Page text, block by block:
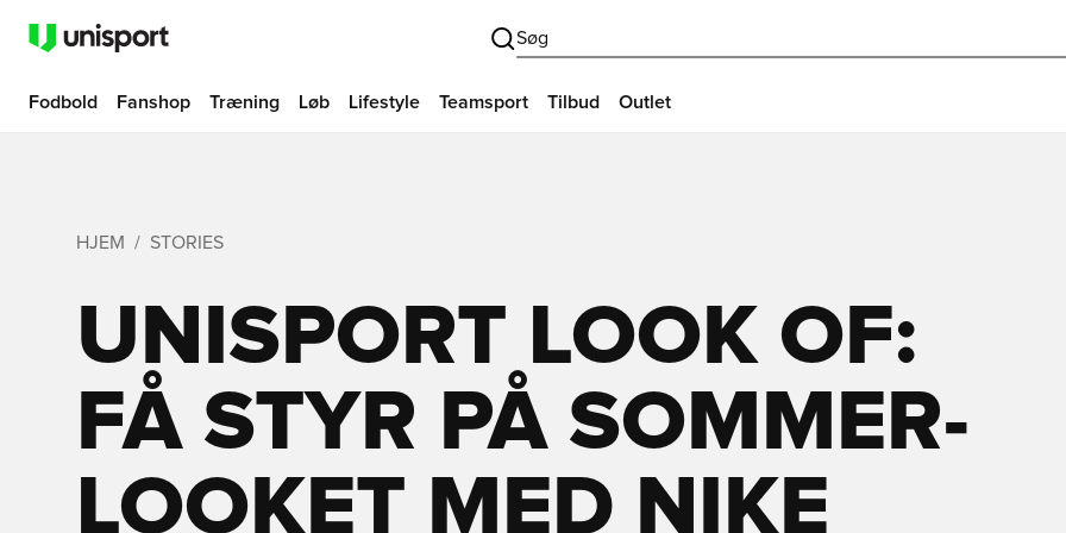
Søg
Fodbold Fanshop Træning Løb Lifestyle Teamsport Tilbud Outlet
HJEM STORIES
UNISPORT LOOK OF:
FÅ STYR PÅ SOMMER-
LOOKET MED NIKE